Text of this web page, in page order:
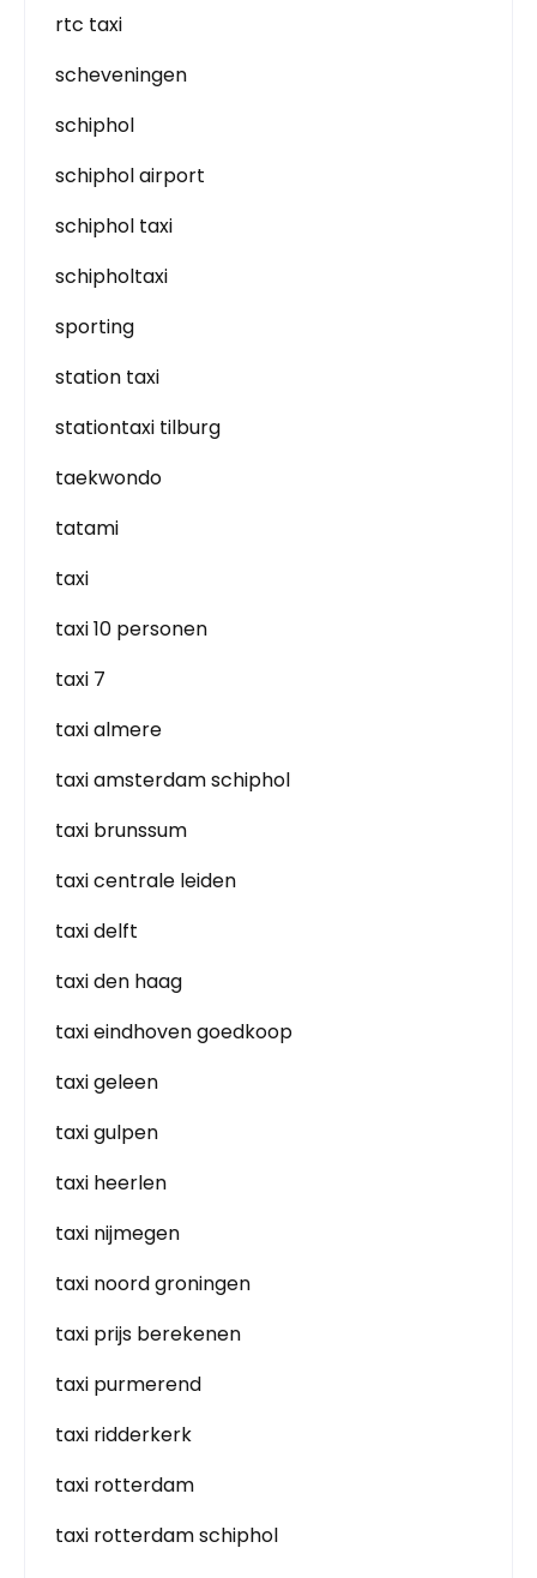
rtc taxi
scheveningen
schiphol
schiphol airport
schiphol taxi
schipholtaxi
sporting
station taxi
stationtaxi tilburg
taekwondo
tatami
taxi
taxi 10 personen
taxi 7
taxi almere
taxi amsterdam schiphol
taxi brunssum
taxi centrale leiden
taxi delft
taxi den haag
taxi eindhoven goedkoop
taxi geleen
taxi gulpen
taxi heerlen
taxi nijmegen
taxi noord groningen
taxi prijs berekenen
taxi purmerend
taxi ridderkerk
taxi rotterdam
taxi rotterdam schiphol